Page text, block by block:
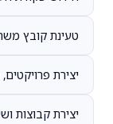
טעינת קובץ
יצירת
יצירת קבוצות